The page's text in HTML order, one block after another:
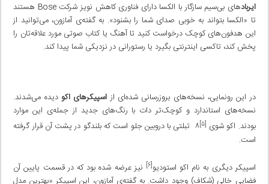
ایرباد
های بی‌سیم سازگار با الکسا دارای فناوری کاهش نویز شرکت Bose هستند
تا «الکسا بتواند به خوبی صدای‌ شما را بشنود». به گفته‌ی آمازون، می‌توانید از
این هدفون‌های کوچک درخواست کنید تا آهنگ یا کتاب صوتی مورد علاقه‌تان را
پخش کند، تاکسی اینترنتی بگیرد یا رستورانی در نزدیکی شما پیدا کند.
در این رونمایی، نسخه‌های بروزرسانی شده‌ای از اسپیکرهای اکو دیده می‌شدند.
نسخه‌های استاندارد و کوچک‌تر دات با رنگ‌های جدید از جمله‌ی این موارد
بودند. اکو شوی [۵]
۸ تبلتی با دروبین جلو است که بلندگو در پشت آن قرار گرفته
است.
اسپیکر دیگری به نام اکو استودیو[۶]
نیز عرضه شده بود که در قسمت پایین آن
فضایی خالی (شکاف) وجود داشت. به گفته‌ی آمازون، این اسپیکر «بهترین مدل